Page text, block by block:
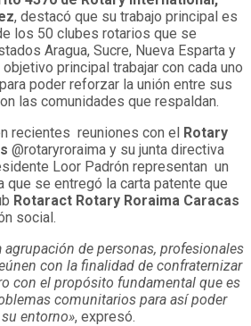
, destacó que su trabajo principal es
los 50 clubes rotarios que se
Aragua, Sucre, Nueva Esparta y
principal trabajar con cada uno
poder reforzar la unión entre sus
las comunidades que respaldan.
recientes reuniones con el Rotary
@rotaryroraima y su junta directiva
Loor Padrón representan un
que se entregó la carta patente que
Rotaract Rotary Roraima Caracas
social.
agrupación de personas, profesionales
con la finalidad de confraternizar
con el propósito fundamental que es
comunitarios para así poder
entorno», expresó.